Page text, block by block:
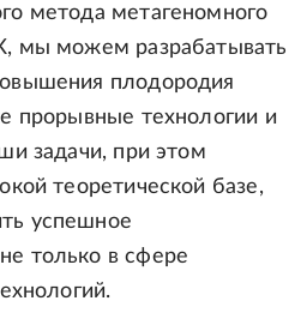
метода метагеномного
мы можем разрабатывать
плодородия
прорывные технологии и
задачи, при этом
теоретической базе,
успешное
только в сфере